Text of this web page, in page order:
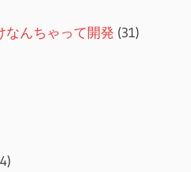
なんちゃって開発 (31)